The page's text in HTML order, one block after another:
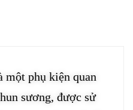
một phụ kiện quan
sương, được sử